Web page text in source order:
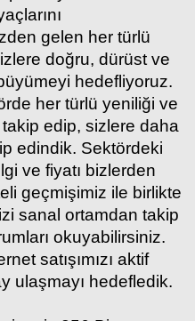
gelen her türlü
doğru, dürüst ve
hedefliyoruz.
her türlü yeniliği ve
edip, sizlere daha
edindik. Sektördeki
ve fiyatı bizlerden
geçmişimiz ile birlikte
sanal ortamdan takip
okuyabilirsiniz.
satışımızı aktif
ulaşmayı hedefledik.